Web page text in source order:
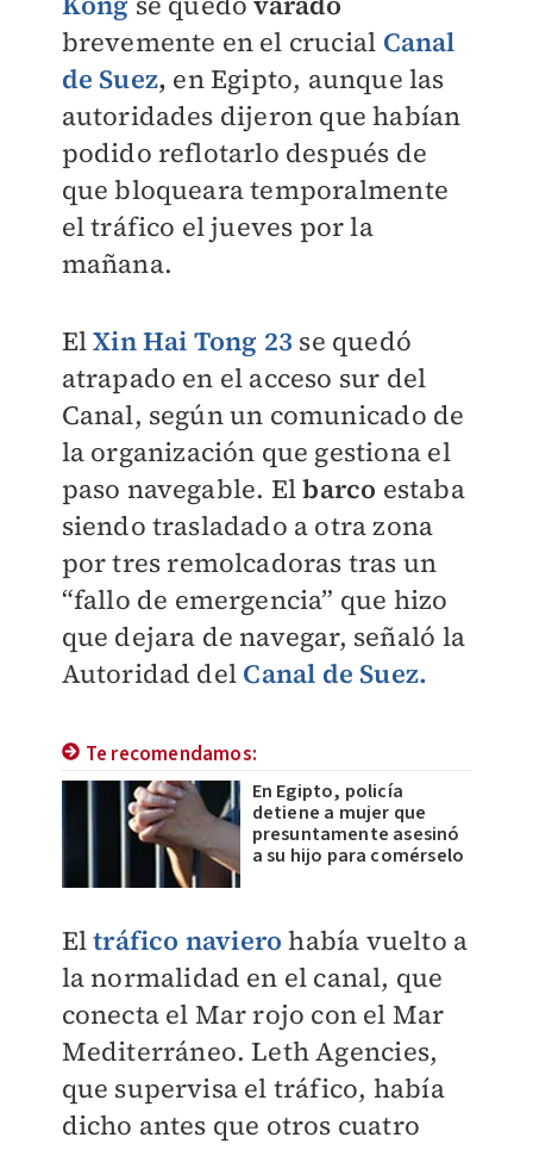
brevemente en el crucial Canal
de Suez, en Egipto, aunque las
autoridades dijeron que habían
podido reflotarlo después de
que bloqueara temporalmente
el tráfico el jueves por la
mañana.
ElXin Hai Tong 23 se quedó
atrapado en el acceso sur del
Canal, según un comunicado de
la organización que gestiona el
paso navegable. Elbarco estaba
siendo trasladado a otra zona
por tres remolcadoras tras un
“fallo de emergencia” que hizo
que dejara de navegar, señaló la
Autoridad del Canal de Suez.
Te recomendamos:
En Egipto, policía
detiene a mujer que
presuntamente asesinó
a su hijo para comérselo
Eltráfico naviero había vuelto a
la normalidad en el canal, que
conecta el Mar rojo con el Mar
Mediterráneo. Leth Agencies,
que supervisa el tráfico, había
dicho antes que otros cuatro